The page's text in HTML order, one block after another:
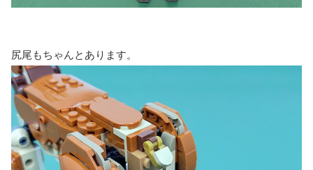
尻尾もちゃんとあります。